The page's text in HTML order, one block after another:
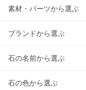
素材・パーツから選ぶ
ブランドから選ぶ
石の名前から選ぶ
石の色から選ぶ